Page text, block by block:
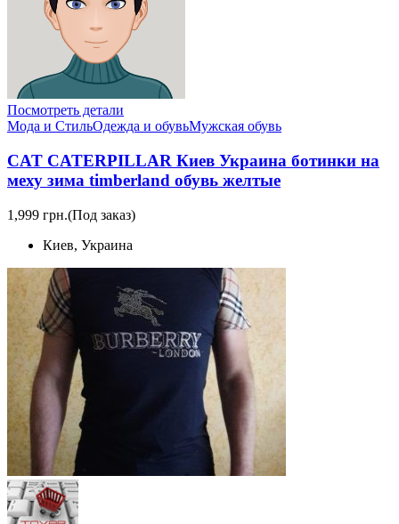
Посмотреть детали
Мода и СтильОдежда и обувьМужская обувь
CAT CATERPILLAR Киев Украина ботинки на
меху зима timberland обувь желтые
1,999 грн.(Под заказ)
Киев, Украина